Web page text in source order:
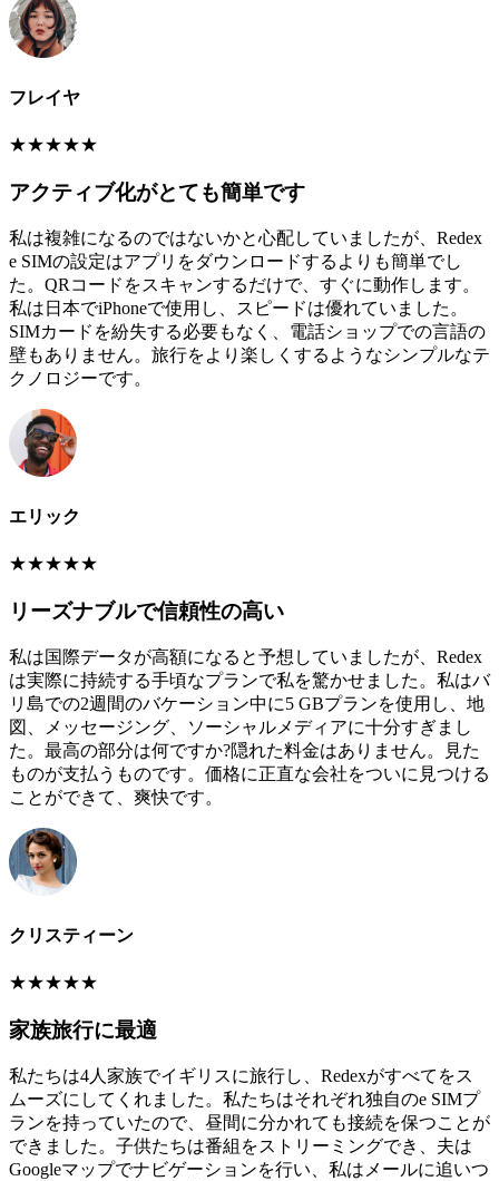
フレイヤ
★★★★★
アクティブ化がとても簡単です
私は複雑になるのではないかと心配していましたが、Redex
e SIMの設定はアプリをダウンロードするよりも簡単でし
た。QRコードをスキャンするだけで、すぐに動作します。
私は日本でiPhoneで使用し、スピードは優れていました。
SIMカードを紛失する必要もなく、電話ショップでの言語の
壁もありません。旅行をより楽しくするようなシンプルなテ
クノロジーです。
エリック
★★★★★
リーズナブルで信頼性の高い
私は国際データが高額になると予想していましたが、Redex
は実際に持続する手頃なプランで私を驚かせました。私はバ
リ島での2週間のバケーション中に5 GBプランを使用し、地
図、メッセージング、ソーシャルメディアに十分すぎまし
た。最高の部分は何ですか?隠れた料金はありません。見た
ものが支払うものです。価格に正直な会社をついに見つける
ことができて、爽快です。
クリスティーン
★★★★★
家族旅行に最適
私たちは4人家族でイギリスに旅行し、Redexがすべてをス
ムーズにしてくれました。私たちはそれぞれ独自のe SIMプ
ランを持っていたので、昼間に分かれても接続を保つことが
できました。子供たちは番組をストリーミングでき、夫は
Googleマップでナビゲーションを行い、私はメールに追いつ